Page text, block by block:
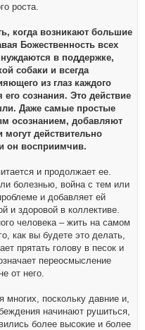
роста.
когда возникают большие
Божественность всех
в поддержке,
собаки и всегда
из глаз каждого
сознания. Это действие
Даже самые простые
осознанием, добавляют
действительно
он восприимчив.
и продолжает ее.
болезнью, война с тем или
и добавляет ей
и здоровой в коллективе.
человека – жить на самом
как вы будете это делать,
прятать голову в песок и
переосмысление
от него.
многих, поскольку давние и,
начинают рушиться,
более высокие и более